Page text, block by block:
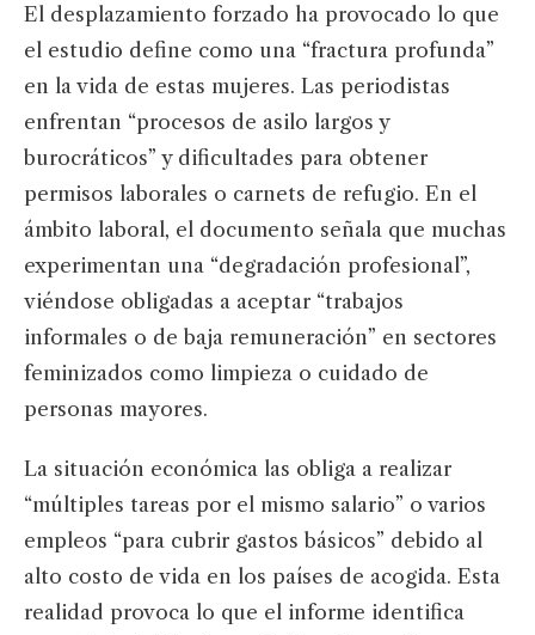
El desplazamiento forzado ha provocado lo que
el estudio define como una “fractura profunda”
en la vida de estas mujeres. Las periodistas
enfrentan “procesos de asilo largos y
burocráticos” y dificultades para obtener
permisos laborales o carnets de refugio. En el
ámbito laboral, el documento señala que muchas
experimentan una “degradación profesional”,
viéndose obligadas a aceptar “trabajos
informales o de baja remuneración” en sectores
feminizados como limpieza o cuidado de
personas mayores.
La situación económica las obliga a realizar
“múltiples tareas por el mismo salario” o varios
empleos “para cubrir gastos básicos” debido al
alto costo de vida en los países de acogida. Esta
realidad provoca lo que el informe identifica